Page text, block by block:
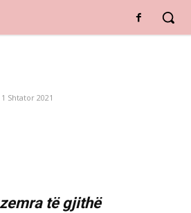
1 Shtator 2021
të gjithë